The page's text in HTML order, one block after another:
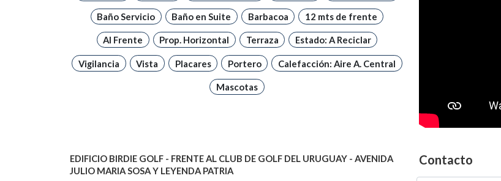
Baño Servicio Baño en Suite Barbacoa 12 mts de frente
Al Frente Prop. Horizontal Terraza Estado: A Reciclar
Vigilancia Vista Placares Portero Calefacción: Aire A. Central
Mascotas
EDIFICIO BIRDIE GOLF - FRENTE AL CLUB DE GOLF DEL URUGUAY - AVENIDA
JULIO MARIA SOSA Y LEYENDA PATRIA
Contacto